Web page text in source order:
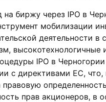
биржу через IPO в
мобилизации
деятельности в
IPO в
с директивами ЕС,
прав акционеров, в